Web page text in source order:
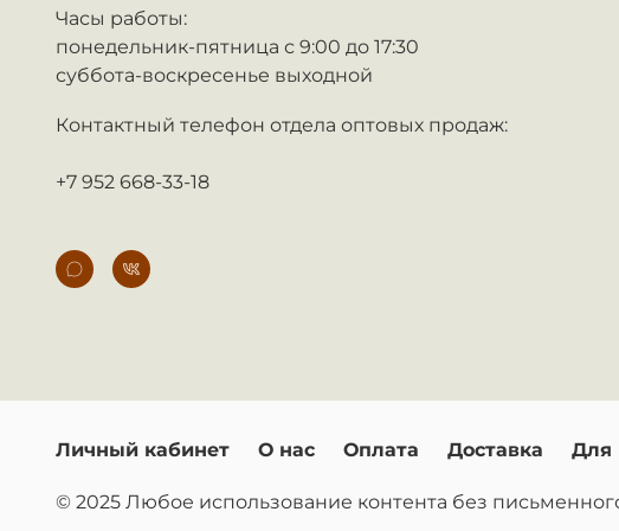
Часы работы:
понедельник-пятница с 9:00 до 17:30
суббота-воскресенье выходной
Контактный телефон отдела оптовых продаж:
+7 952 668-33-18
Личный кабинет О нас Оплата Доставка Для
© 2025 Любое использование контента без